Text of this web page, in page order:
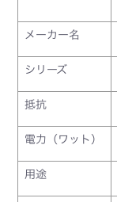
メーカー名
シリーズ
抵抗
電力（ワット）
用途